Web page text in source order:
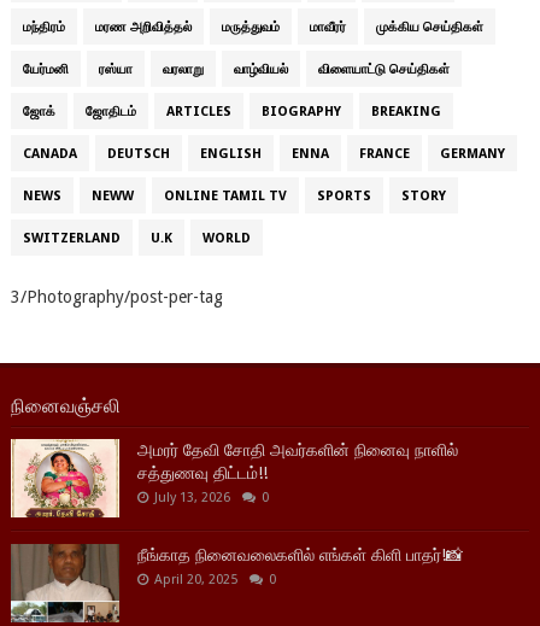
மந்திரம் மரண அறிவித்தல் மருத்துவம் மாவீரர் முக்கிய செய்திகள்
யேர்மனி ரஸ்யா வரலாறு வாழ்வியல் விளையாட்டு செய்திகள்
ஜோக் ஜோதிடம் ARTICLES BIOGRAPHY BREAKING
CANADA DEUTSCH ENGLISH ENNA FRANCE GERMANY
NEWS NEWW ONLINE TAMIL TV SPORTS STORY
SWITZERLAND U.K WORLD
3/Photography/post-per-tag
நினைவஞ்சலி
அமரர் தேவி சோதி அவர்களின் நினைவு நாளில்
சத்துணவு திட்டம்!!
July 13, 2026 0
நீங்காத நினைவலைகளில் எங்கள் கிளி பாதர்!📸
April 20, 2025 0